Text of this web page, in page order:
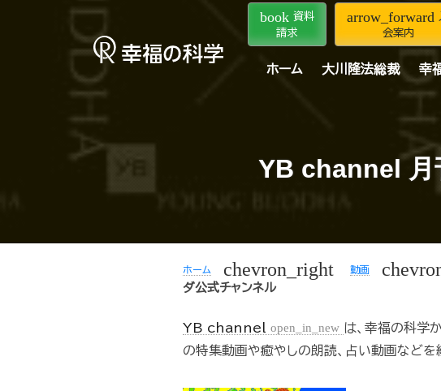
book 資料
請求
arrow_forward
会案内
ホーム 大川隆法総裁 幸
YB channel 月
ホーム chevron_right 動画
ダ公式チャンネル
YB channel open_in_new は、幸福の科学
の特集動画や癒やしの朗読、占い動画などを